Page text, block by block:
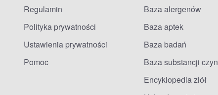
Regulamin
Polityka prywatności
Ustawienia prywatności
Pomoc
Baza alergenów
Baza aptek
Baza badań
Baza substancji
Encyklopedia ziół